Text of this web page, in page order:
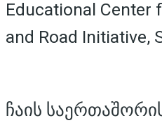
Educational Center
and Road Initiative,
ჩაის